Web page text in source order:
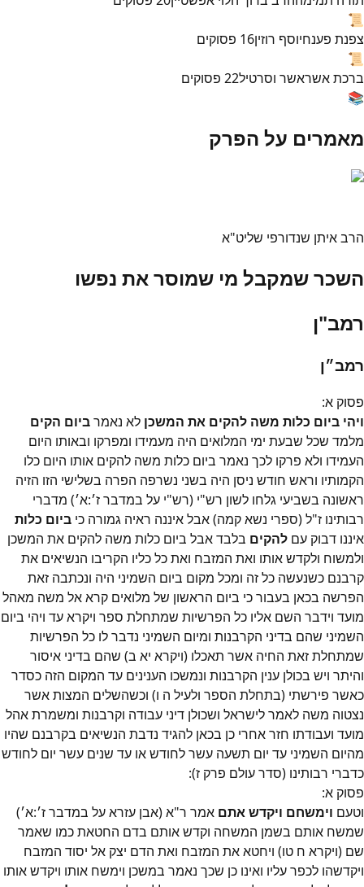
📜
צפנת פענחיוסף רוזין16 פסוקים
📜
ברכת אשראשר וסרטיל22 פסוקים
📚
מאמרים על הפרק
הרב איתן שנדורפי שליט"א
השכר שמקבל מי שמוסר את נפשו
רמב"ן
רמב״ן
פסוק א:
ויהי ביום כלות משה להקים את המשכן לא נאמרביום הקים
מלמד שכל שבעת ימי המלואים היה מעמידו ומפרקו ובאותו היום
העמידו ולא פרקו לכך נאמר ביום כלות משה להקים אותו היום כלו
הקמותיו וראש חודש ניסן היה בשני נשרפה הפרה בשלישי הזו הזיה
ראשונה בשביעי גלחו לשון רש"י (רש"י על במדבר ז׳:א׳) מדברי
רבותינו ז"ל (ספרי נשא קמה) אבל איננה ראיה גמורה כי ביום כלות
איננו דבוק עם להקים בלבד אבל ביום כלות משה להקים את המשכן
ולמשוח ולקדש אותו ואת המזבח ואת כל כליו הקריבו הנשיאים את
קרבנם כשנעשה כל זה ומכל מקום ביום השמיני היה ונכתבה זאת
הפרשה בכאן בעבור כי ביום הראשון של מלואים קרא אל משה מאהל
מועד וידבר השם אליו כל הפרשיות שמתחלת ספר ויקרא עד ויהי ביום
השמיני שהם בדיני הקרבנות ומיום השמיני נדבר לו כל הפרשיות
שמתחלת זאת החיה אשר תאכלו (ויקרא יא ב) שהם בדיני איסור
והיתר ויש בכולן ענין הקרבנות ונמשכו הענינים עד המקום הזה כסדר
כאשר פירשתי (בתחלת הספר ולעיל ה ו) וכשהשלים המצות אשר
נצטוה משה לאמר לישראל ושכולן דיני עבודה וקרבנות ומשמרת אהל
מועד ועבודתו חזר אחרי כן בכאן להגיד נדבת הנשיאים בקרבנם שהיו
מהיום השמיני עד יום תשעה עשר לחודש או עד שנים עשר יום לחודש
כדברי רבותינו (סדר עולם פרק ז):
פסוק א:
וטעם וימשחם ויקדש אתם אמר ר"א (אבן עזרא על במדבר ז׳:א׳)
שמשח אותם בשמן המשחה וקדש אותם בדם החטאת כמו שאמר
שם (ויקרא ח טו) ויחטא את המזבח ואת הדם יצק אל יסוד המזבח
ויקדשהו לכפר עליו ואינו כן שכך נאמר במשכן וימשח אותו ויקדש אותו